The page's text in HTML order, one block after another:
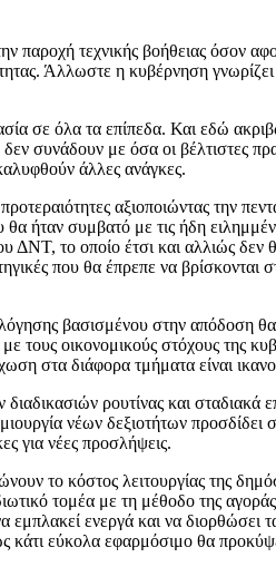
τεχνικής βοήθειας όσον
Άλλωστε η κυβέρνηση
σε όλα τα επίπεδα. Και εδώ
συνάδουν με όσα οι βέλτιστες
άλλες ανάγκες.
αξιοποιώντας την
θα ήταν συμβατό με τις ήδη
το οποίο έτσι και αλλιώς δεν
που θα έπρεπε να
βασισμένου στην απόδοση
τους οικονομικούς στόχους της
στα διάφορα τμήματα είναι
ρουτίνας και
νέων δεξιοτήτων προσδίδει
για νέες προσλήψεις.
το κόστος λειτουργίας της
τομέα με τη μέθοδο της
ενεργά και να
κάτι εύκολα εφαρμόσιμο θα